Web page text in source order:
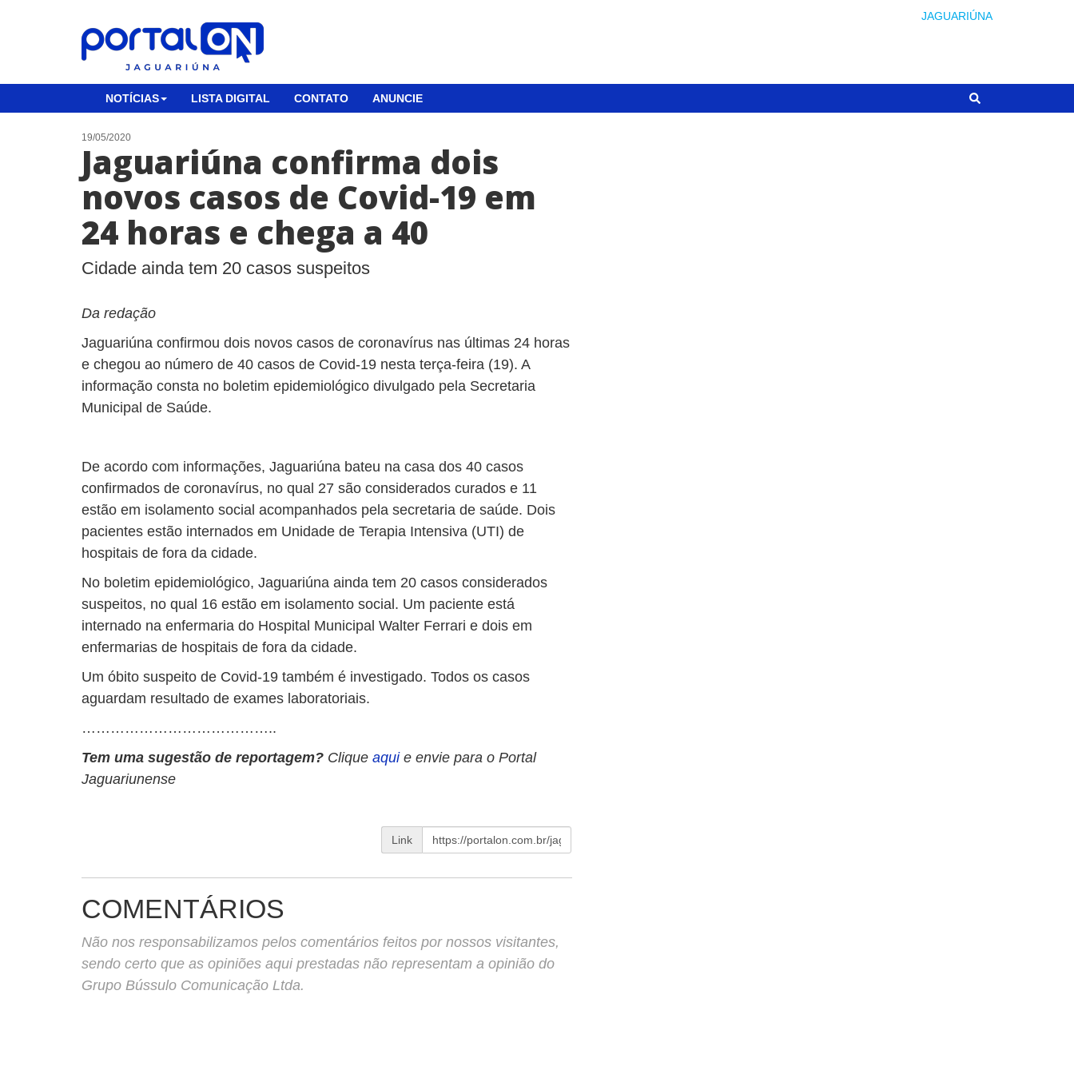
JAGUARIÚNA
NOTÍCIAS LISTA DIGITAL CONTATO ANUNCIE
19/05/2020
Jaguariúna confirma dois
novos casos de Covid-19 em
24 horas e chega a 40
Cidade ainda tem 20 casos suspeitos
Da redação
Jaguariúna confirmou dois novos casos de coronavírus nas últimas 24 horas
e chegou ao número de 40 casos de Covid-19 nesta terça-feira (19). A
informação consta no boletim epidemiológico divulgado pela Secretaria
Municipal de Saúde.
De acordo com informações, Jaguariúna bateu na casa dos 40 casos
confirmados de coronavírus, no qual 27 são considerados curados e 11
estão em isolamento social acompanhados pela secretaria de saúde. Dois
pacientes estão internados em Unidade de Terapia Intensiva (UTI) de
hospitais de fora da cidade.
No boletim epidemiológico, Jaguariúna ainda tem 20 casos considerados
suspeitos, no qual 16 estão em isolamento social. Um paciente está
internado na enfermaria do Hospital Municipal Walter Ferrari e dois em
enfermarias de hospitais de fora da cidade.
Um óbito suspeito de Covid-19 também é investigado. Todos os casos
aguardam resultado de exames laboratoriais.
…………………………………..
Tem uma sugestão de reportagem? Clique aqui e envie para o Portal
Jaguariunense
Link
COMENTÁRIOS
Não nos responsabilizamos pelos comentários feitos por nossos visitantes,
sendo certo que as opiniões aqui prestadas não representam a opinião do
Grupo Bússulo Comunicação Ltda.